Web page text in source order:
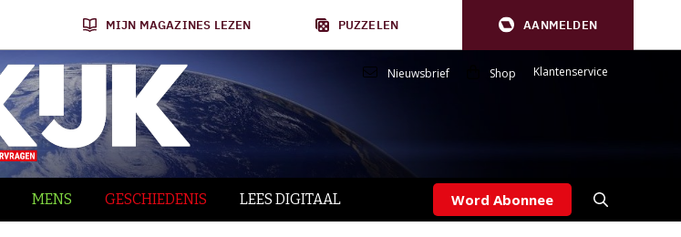
MIJN MAGAZINES LEZEN PUZZELEN AANMELDEN
Nieuwsbrief Shop Klantenservice
MENS GESCHIEDENIS LEES DIGITAAL Word Abonnee